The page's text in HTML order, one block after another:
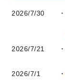
2026/7/30
2026/7/21
2026/7/1